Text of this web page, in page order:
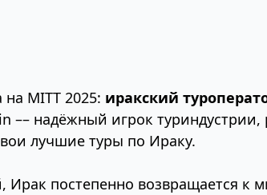
MITT 2025: иракский
–– надёжный игрок
лучшие туры по Ираку.
постепенно возвращается к